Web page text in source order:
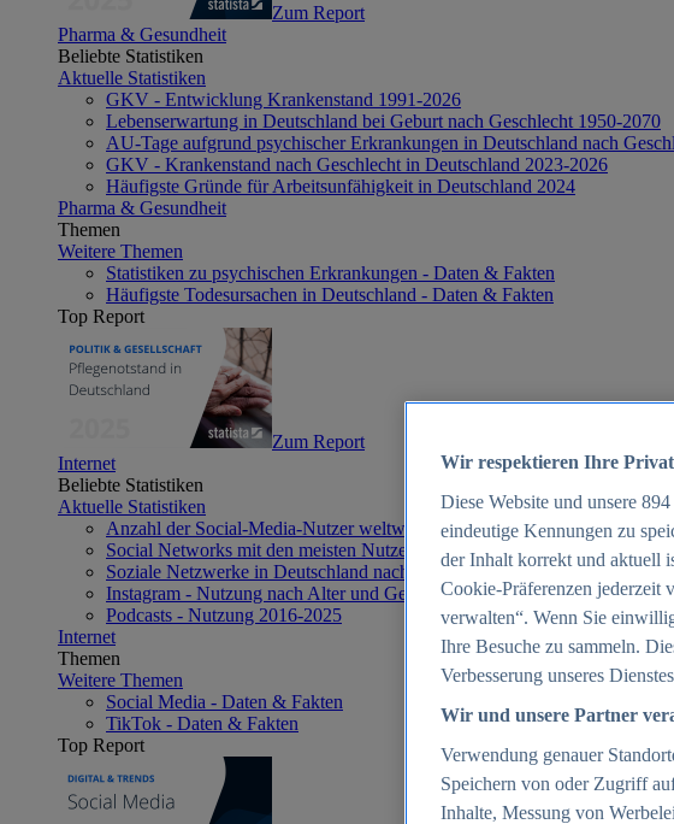
Zum Report
Pharma & Gesundheit
Beliebte Statistiken
Aktuelle Statistiken
GKV - Entwicklung Krankenstand 1991-2026
Lebenserwartung in Deutschland bei Geburt nach Geschlecht 1950-2070
AU-Tage aufgrund psychischer Erkrankungen in Deutschland nach
GKV - Krankenstand nach Geschlecht in Deutschland 2023-2026
Häufigste Gründe für Arbeitsunfähigkeit in Deutschland 2024
Pharma & Gesundheit
Themen
Weitere Themen
Statistiken zu psychischen Erkrankungen - Daten & Fakten
Häufigste Todesursachen in Deutschland - Daten & Fakten
Top Report
Zum Report
Internet
Beliebte Statistiken
Aktuelle Statistiken
Anzahl der Social-Media-Nutzer weltweit 2012-2025
Social Networks mit den meisten Nutzern weltweit 2025
Soziale Netzwerke in Deutschland nach Generationen 2025
Instagram - Nutzung nach Alter und Geschlecht in Deutschland 2025
Podcasts - Nutzung 2016-2025
Internet
Themen
Weitere Themen
Social Media - Daten & Fakten
TikTok - Daten & Fakten
Top Report
Wir respektieren Ihre
Diese Website und unsere 894
eindeutige Kennungen zu
der Inhalt korrekt und aktuell
Cookie-Präferenzen jederzeit
verwalten“. Wenn Sie
Ihre Besuche zu sammeln.
Verbesserung unseres
Wir und unsere Partner
Verwendung genauer
Speichern von oder Zugriff
Inhalte, Messung von